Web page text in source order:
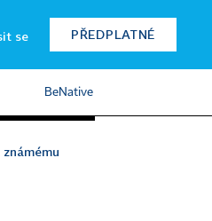
se PŘEDPLATNÉ
BeNative